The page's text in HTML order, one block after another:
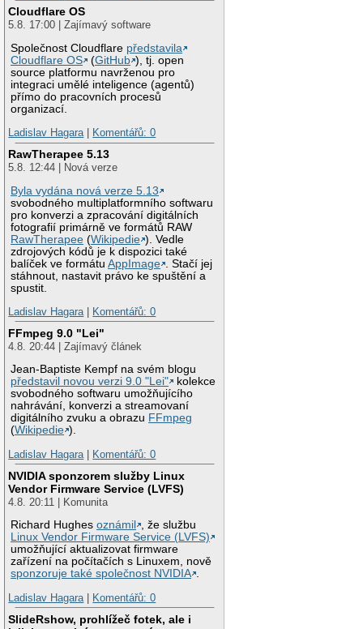
Cloudflare OS
5.8. 17:00 | Zajímavý software
Společnost Cloudflare představila
Cloudflare OS
(GitHub ), tj. open
source platformu navrženou pro
integraci umělé inteligence (agentů)
přímo do pracovních procesů
organizací.
Ladislav Hagara| Komentářů: 0
RawTherapee 5.13
5.8. 12:44 | Nová verze
Byla vydána nová verze 5.13
svobodného multiplatformního softwaru
pro konverzi a zpracování digitálních
fotografií primárně ve formátů RAW
RawTherapee (Wikipedie ). Vedle
zdrojových kódů je k dispozici také
balíček ve formátuAppImage
. Stačí jej
stáhnout, nastavit právo ke spuštění a
spustit.
Ladislav Hagara| Komentářů: 0
FFmpeg 9.0 "Lei"
4.8. 20:44 | Zajímavý článek
Jean-Baptiste Kempf na svém blogu
představil novou verzi 9.0 "Lei"
kolekce
svobodného softwaru umožňujícího
nahrávání, konverzi a streamovaní
digitálního zvuku a obrazu FFmpeg
(Wikipedie ).
Ladislav Hagara| Komentářů: 0
NVIDIA sponzorem služby Linux
Vendor Firmware Service (LVFS)
4.8. 20:11 | Komunita
Richard Hughesoznámil
, že službu
Linux Vendor Firmware Service (LVFS)
umožňující aktualizovat firmware
zařízení na počítačích s Linuxem, nově
sponzoruje také společnost NVIDIA .
Ladislav Hagara| Komentářů: 0
SlideRshow, prohlížeč fotek, ale i